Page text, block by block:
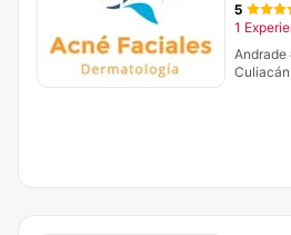
5
1
Andrade
Culiacán